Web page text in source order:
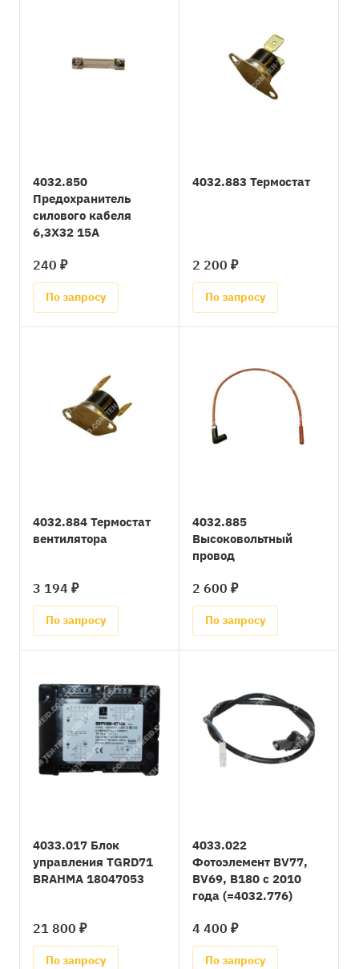
4032.850
Предохранитель
силового кабеля
6,3X32 15A
240 ₽
По запросу
4032.883 Термостат
2 200 ₽
По запросу
4032.884 Термостат
вентилятора
3 194 ₽
По запросу
4032.885
Высоковольтный
провод
2 600 ₽
По запросу
4033.017 Блок
управления TGRD71
BRAHMA 18047053
21 800 ₽
По запросу
4033.022
Фотоэлемент BV77,
BV69, B180 с 2010
года (=4032.776)
4 400 ₽
По запросу